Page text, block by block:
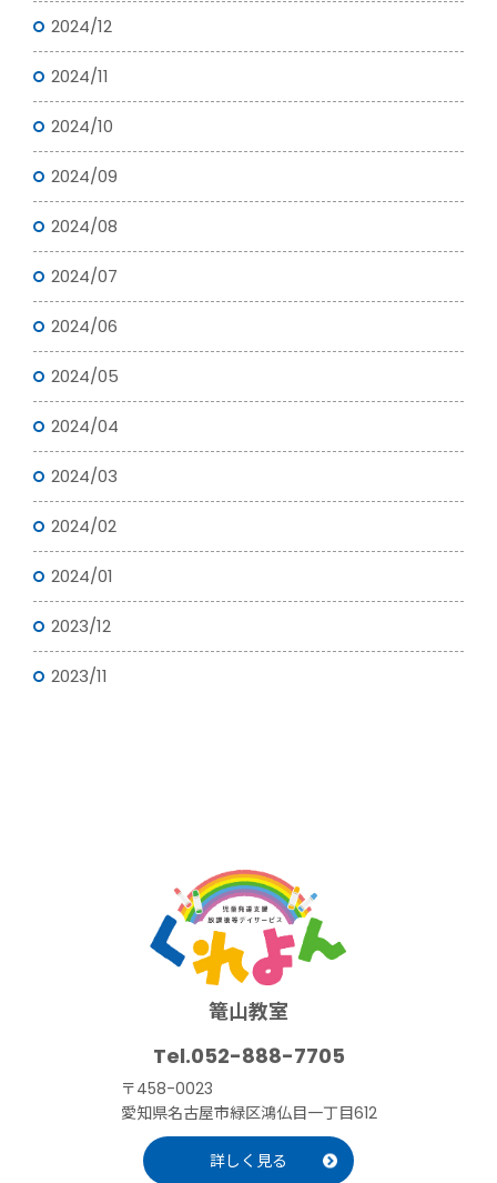
2024/12
2024/11
2024/10
2024/09
2024/08
2024/07
2024/06
2024/05
2024/04
2024/03
2024/02
2024/01
2023/12
2023/11
篭山教室
052-888-7705
〒458-0023
愛知県名古屋市緑区鴻仏目一丁目612
詳しく見る